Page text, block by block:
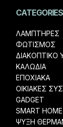
CATEGORIES
ΛΑΜΠΤΗΡΕΣ
ΦΩΤΙΣΜΟΣ
ΔΙΑΚΟΠΤΙΚΟ
ΚΑΛΩΔΙΑ
ΕΠΟΧΙΑΚΑ
ΟΙΚΙΑΚΕΣ
GADGET
SMART
ΨΥΞΗ